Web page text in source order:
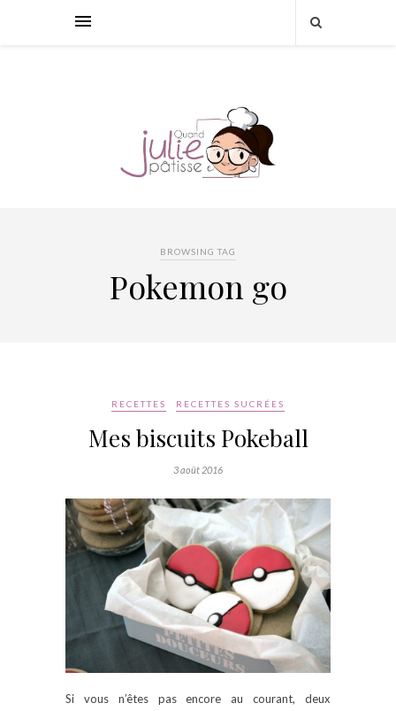
BROWSING TAG
Pokemon go
RECETTES RECETTES SUCRÉES
Mes biscuits Pokeball
3 août 2016
Si vous n’êtes pas encore au courant, deux